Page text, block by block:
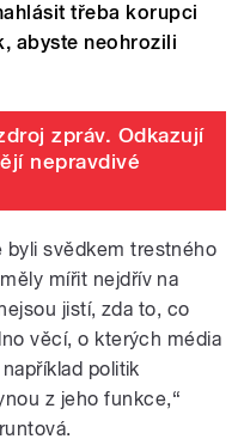
třeba korupci
abyste neohrozili
zpráv. Odkazují
nepravdivé
byli svědkem trestného
mířit nejdřív na
jistí, zda to, co
věcí, o kterých média
politik
z jeho funkce,“